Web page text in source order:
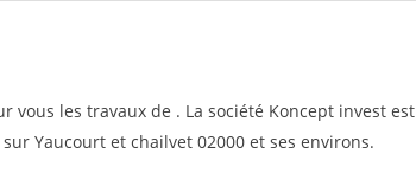
les travaux de . La société Koncept invest est
Yaucourt et chailvet 02000 et ses environs.